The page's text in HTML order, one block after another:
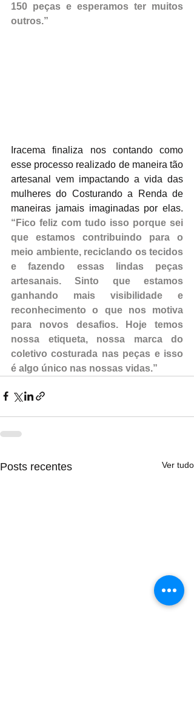
150 peças e esperamos ter muitos
outros.”
Iracema finaliza nos contando como
esse processo realizado de maneira tão
artesanal vem impactando a vida das
mulheres do Costurando a Renda de
“Fico feliz com tudo isso porque sei
que estamos contribuindo para o
meio ambiente, reciclando os tecidos
e fazendo essas lindas peças
artesanais. Sinto que estamos
ganhando mais visibilidade e
reconhecimento o que nos motiva
para novos desafios. Hoje temos
nossa etiqueta, nossa marca do
coletivo costurada nas peças e isso
é algo único nas nossas vidas.”
Posts recentes Ver tudo